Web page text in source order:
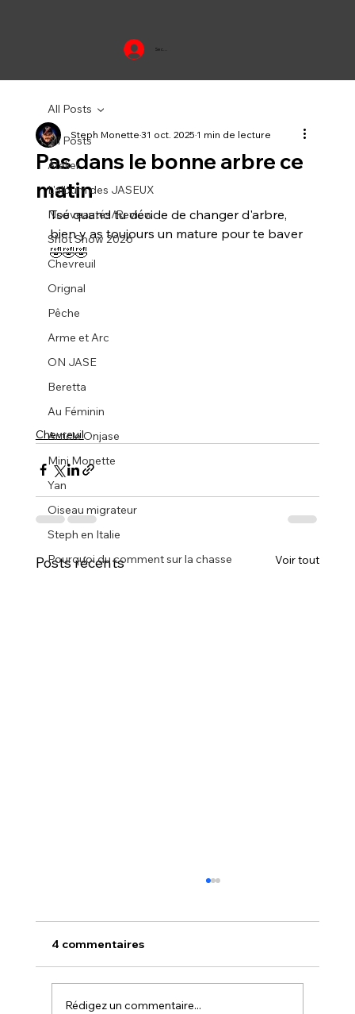
Se connecter
All Posts
Atelier
L'album des JASEUX
Nouveautés/Review
Shot Show 2026
Chevreuil
Orignal
Pêche
Arme et Arc
ON JASE
Beretta
Au Féminin
Article Onjase
Mini Monette
Yan
Oiseau migrateur
Steph en Italie
Pourquoi du comment sur la chasse
All Posts
Pas dans le bonne arbre ce
matin
Steph Monette31 oct. 20251 min de lecture
Tsé quand tu décide de changer d'arbre,
bien y as toujours un mature pour te baver
🤣🤣🤣
Chevreuil
Posts récents Voir tout
4 commentaires
Rédigez un commentaire...